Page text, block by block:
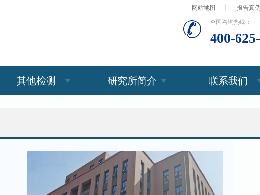
网站地图 报告真
全国咨询热线：
400-
其他检测 研究所简介 联系我们